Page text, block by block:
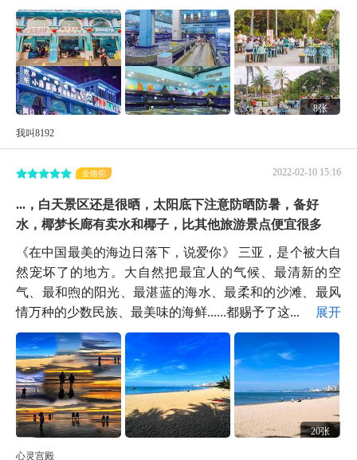
8张
我叫8192
2022-02-10 15:16
金骆驼
...，白天景区还是很晒，太阳底下注意防晒防暑，备好
水，椰梦长廊有卖水和椰子，比其他旅游景点便宜很多
《在中国最美的海边日落下，说爱你》 三亚，是个被大自
然宠坏了的地方。大自然把最宜人的气候、最清新的空
气、最和煦的阳光、最湛蓝的海水、最柔和的沙滩、最风
情万种的少数民族、最美味的海鲜......都赐予了这...
展开
20张
心灵宫殿